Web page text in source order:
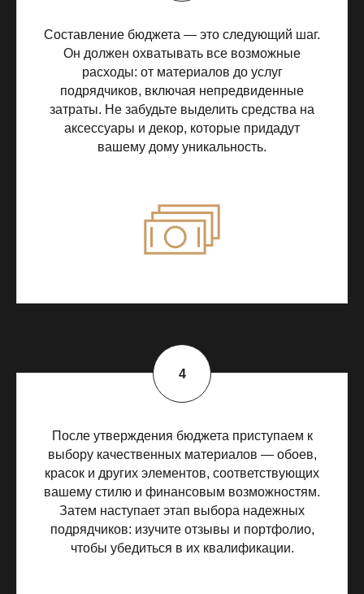
Составление бюджета — это следующий шаг.
Он должен охватывать все возможные
расходы: от материалов до услуг
подрядчиков, включая непредвиденные
затраты. Не забудьте выделить средства на
аксессуары и декор, которые придадут
вашему дому уникальность.
После утверждения бюджета приступаем к
выбору качественных материалов — обоев,
красок и других элементов, соответствующих
вашему стилю и финансовым возможностям.
Затем наступает этап выбора надежных
подрядчиков: изучите отзывы и портфолио,
чтобы убедиться в их квалификации.